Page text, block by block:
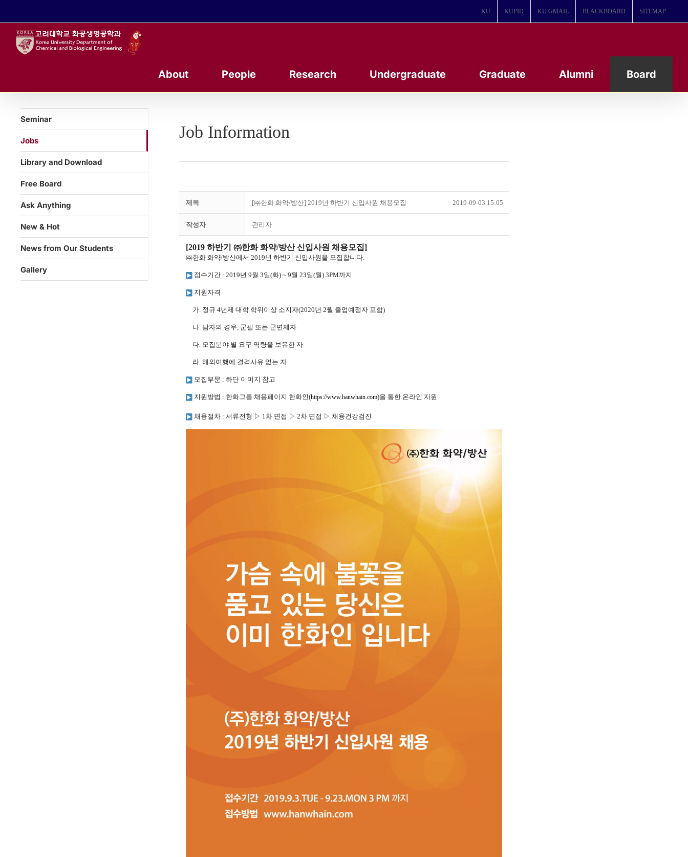
KU KUPID KU GMAIL BLACKBOARD SITEMAP
About People Research Undergraduate Graduate Alumni Board
Job Information
제목 [㈜한화 화약/방산] 2019년 하반기 신입사원 채용모집 2019-09-03 15:05
작성자 관리자
[2019 하반기 ㈜한화 화약/방산 신입사원 채용모집]
㈜한화 화약/방산에서 2019년 하반기 신입사원을 모집합니다.
접수기간: 2019년 9월 3일(화) ~ 9월 23일(월) 3PM까지
지원자격
가. 정규 4년제 대학 학위이상 소지자(2020년 2월 졸업예정자 포함)
나. 남자의 경우 군필 또는 군면제자
다. 모집분야 별 요구 역량을 보유한 자
라. 해외여행에 결격사유 없는 자
모집부문 : 하단 이미지 참고
지원방법 : 한화그룹 채용페이지 한화인(https://www.hanwhain.com)을 통한 온라인 지원
채용절차: 서류전형 ▷ 1 차 면접 ▷ 2차 면접 ▷ 채용건강검진
Seminar
Jobs
Library and Download
Free Board
Ask Anything
New & Hot
News from Our Students
Gallery